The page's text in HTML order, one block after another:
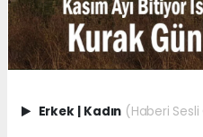
Erkek | Kadın (Haberi Sesli